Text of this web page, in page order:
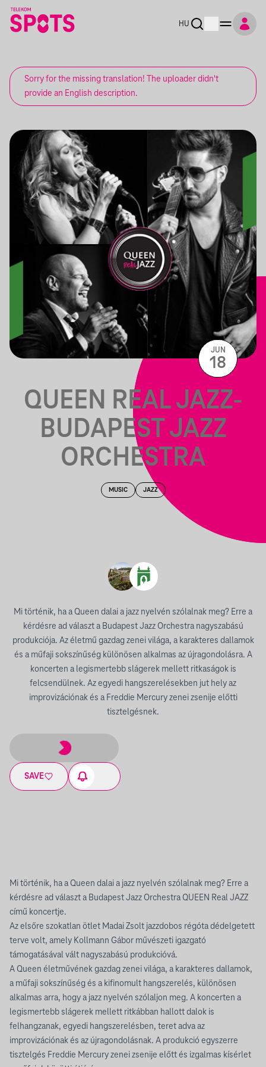
HU
Sorry for the missing translation! The uploader didn't
provide an English description.
QUEEN REAL JAZZ-
BUDAPEST JAZZ
ORCHESTRA
MUSIC JAZZ
Mi történik, ha a Queen dalai a jazz nyelvén szólalnak meg? Erre a
kérdésre ad választ a Budapest Jazz Orchestra nagyszabású
produkciója. Az életmű gazdag zenei világa, a karakteres dallamok
és a műfaji sokszínűség különösen alkalmas az újragondolásra. A
koncerten a legismertebb slágerek mellett ritkaságok is
felcsendülnek. Az egyedi hangszerelésekben jut hely az
improvizációnak és a Freddie Mercury zenei zsenije előtti
tisztelgésnek.
SAVE
JUN
18
Mi történik, ha a Queen dalai a jazz nyelvén szólalnak meg? Erre a
kérdésre ad választ a Budapest Jazz Orchestra QUEEN Real JAZZ
című koncertje.
Az elsőre szokatlan ötlet Madai Zsolt jazzdobos régóta dédelgetett
terve volt, amely Kollmann Gábor művészeti igazgató
támogatásával vált nagyszabású produkcióvá.
A Queen életművének gazdag zenei világa, a karakteres dallamok,
a műfaji sokszínűség és a kifinomult hangszerelés, különösen
alkalmas arra, hogy a jazz nyelvén szólaljon meg. A koncerten a
legismertebb slágerek mellett ritkábban hallott dalok is
felhangzanak, egyedi hangszerelésben, teret adva az
improvizációnak és az újragondolásnak. A produkció egyszerre
tisztelgés Freddie Mercury zenei zsenije előtt és izgalmas kísérlet